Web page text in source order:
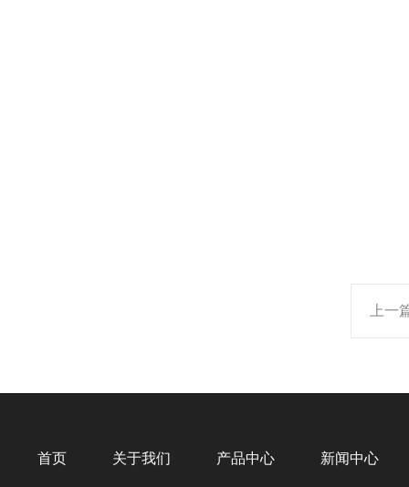
上一
首页 关于我们 产品中心 新闻中心